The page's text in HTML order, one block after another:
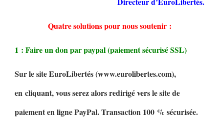
Quatre solutions pour nous soutenir :
1 : Faire un don par paypal (paiement sécurisé SSL)
Sur le site EuroLibertés (www.eurolibertes.com),
en cliquant, vous serez alors redirigé vers le site de
paiement en ligne PayPal. Transaction 100 % sécurisée.